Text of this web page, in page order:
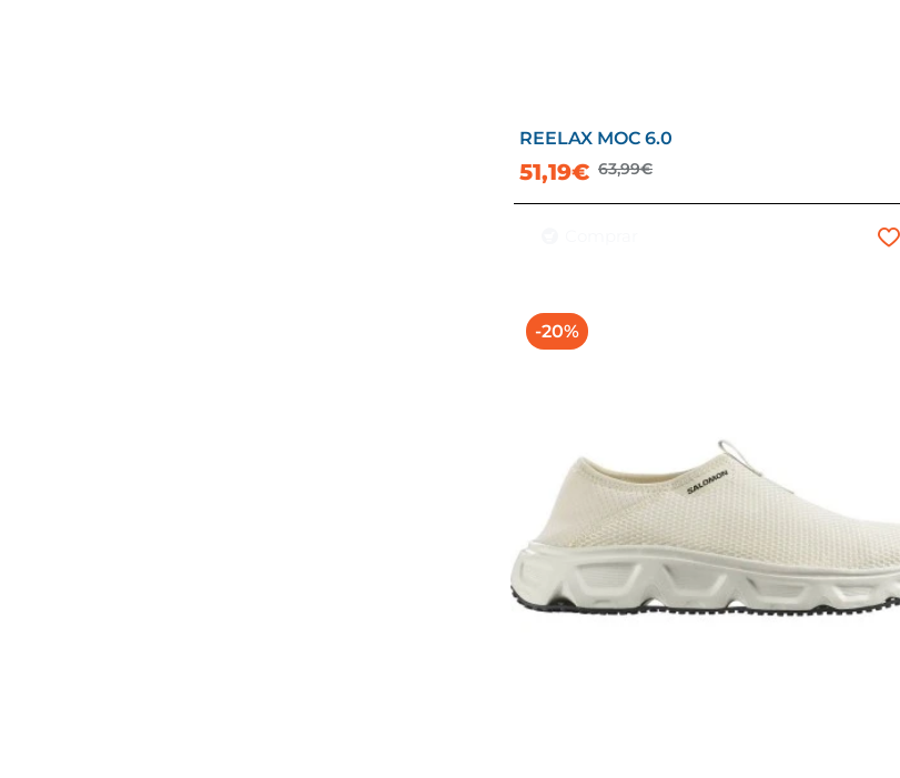
REELAX MOC 6.0
51,19€ 63,99€
-20%